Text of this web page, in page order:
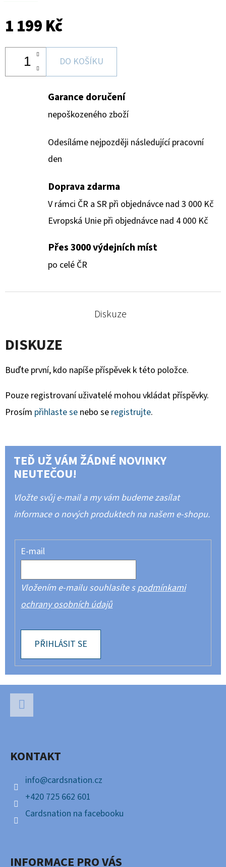
1 199 Kč
DO KOŠÍKU
Garance doručení
nepoškozeného zboží
Odesíláme nejpozději následující pracovní
den
Doprava zdarma
V rámci ČR a SR při objednávce nad 3 000 Kč
Evropská Unie při objednávce nad 4 000 Kč
Přes 3000 výdejních míst
po celé ČR
Diskuze
DISKUZE
Buďte první, kdo napíše příspěvek k této položce.
Pouze registrovaní uživatelé mohou vkládat příspěvky.
Prosím přihlaste se nebo se registrujte.
TEĎ UŽ VÁM ŽÁDNÉ NOVINKY
NEUTEČOU!
Vložte svůj e-mail a my vám budeme zasílat
informace o nových produktech na našem e-shopu.
E-mail
Vložením e-mailu souhlasíte spodmínkami
ochrany osobních údajů
PŘIHLÁSIT SE
KONTAKT
info@cardsnation.cz
+420 725 662 601
Cardsnation na facebooku
INFORMACE PRO VÁS